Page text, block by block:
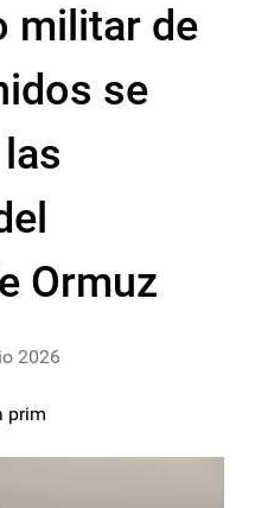
militar de
se
Ormuz
2026
prim